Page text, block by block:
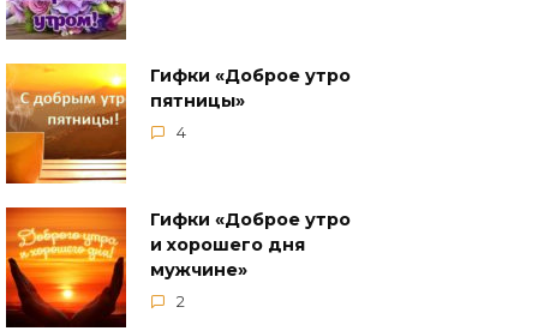
Гифки «Доброе утро
пятницы»
4
Гифки «Доброе утро
и хорошего дня
мужчине»
2